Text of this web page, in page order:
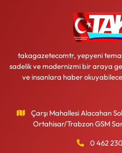
takagazetecomtr, yepyeni
sadelik ve modernizmi bir araya
ve insanlara haber
Çarşı Mahallesi Alacahan
Ortahisar/Trabzon GSM
0 462